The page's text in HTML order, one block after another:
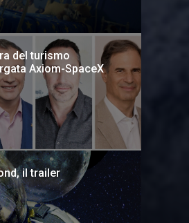
del turismo
Axiom-SpaceX
il trailer